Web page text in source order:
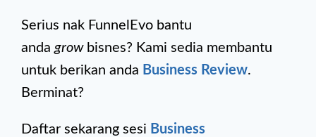
Serius nak FunnelEvo bantu
andagrow bisnes? Kami sedia membantu
untuk berikan anda Business Review.
Berminat?
Daftar sekarang sesi Business